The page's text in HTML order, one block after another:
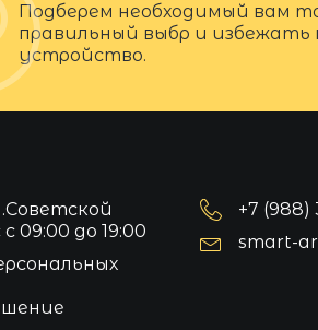
Подберем необходимый вам
правильный выбр и
устройство.
09:00 до 19:00
+7 (988)
smart-